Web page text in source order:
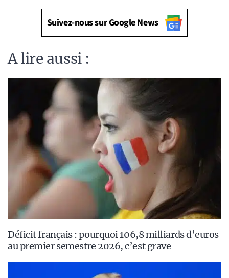
Suivez-nous sur Google News
A lire aussi :
Déficit français : pourquoi 106,8 milliards d’euros
au premier semestre 2026, c’est grave